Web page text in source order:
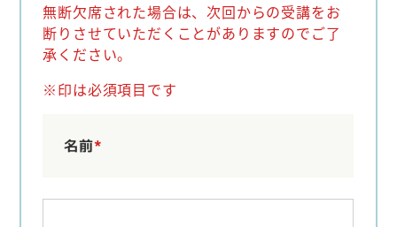
無断欠席された場合は、次回からの受講をお
断りさせていただくことがありますのでご了
承ください。
※印は必須項目です
名前*